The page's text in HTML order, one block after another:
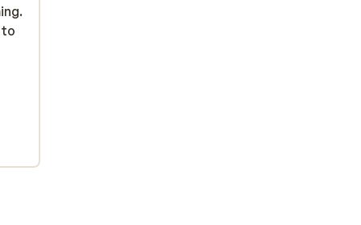
to
to